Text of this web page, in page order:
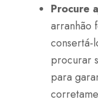
Procure
arranhão
consertá-
procurar
para